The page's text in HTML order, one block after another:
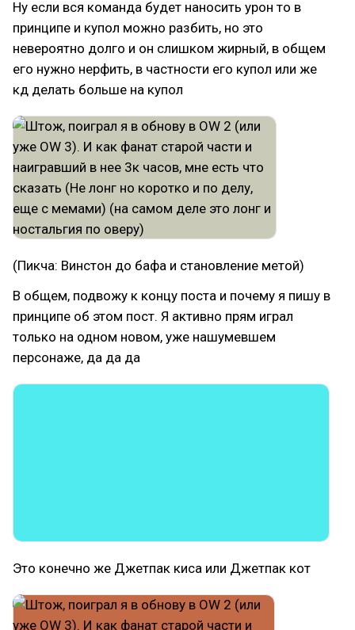
Ну если вся команда будет наносить урон то в
принципе и купол можно разбить, но это
невероятно долго и он слишком жирный, в общем
его нужно нерфить, в частности его купол или же
кд делать больше на купол
(Пикча: Винстон до бафа и становление метой)
В общем, подвожу к концу поста и почему я пишу в
принципе об этом пост. Я активно прям играл
только на одном новом, уже нашумевшем
персонаже, да да да
Это конечно же Джетпак киса или Джетпак кот